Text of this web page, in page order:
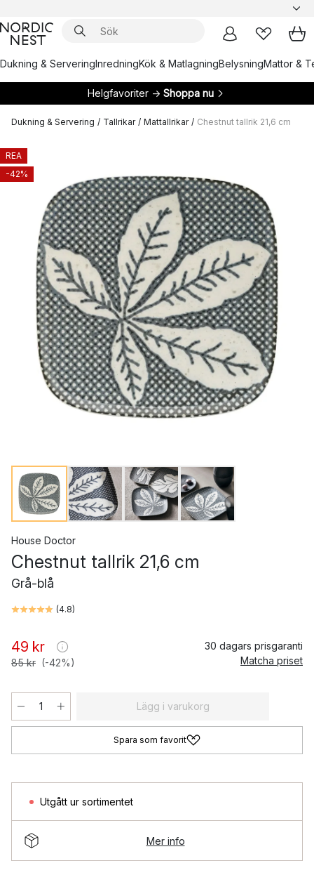
Dukning & ServeringInredningKök & MatlagningBelysningMattor &
Helgfavoriter → Shoppa nu
Dukning & Servering / Tallrikar / Mattallrikar / Chestnut tallrik 21,6 cm
REA
-42%
House Doctor
Chestnut tallrik 21,6 cm
Grå-blå
(4.8)
49 kr
85 kr (-42%)
30 dagars prisgaranti
Matcha priset
Lägg i varukorg
Spara som favorit
Utgått ur sortimentet
Mer info